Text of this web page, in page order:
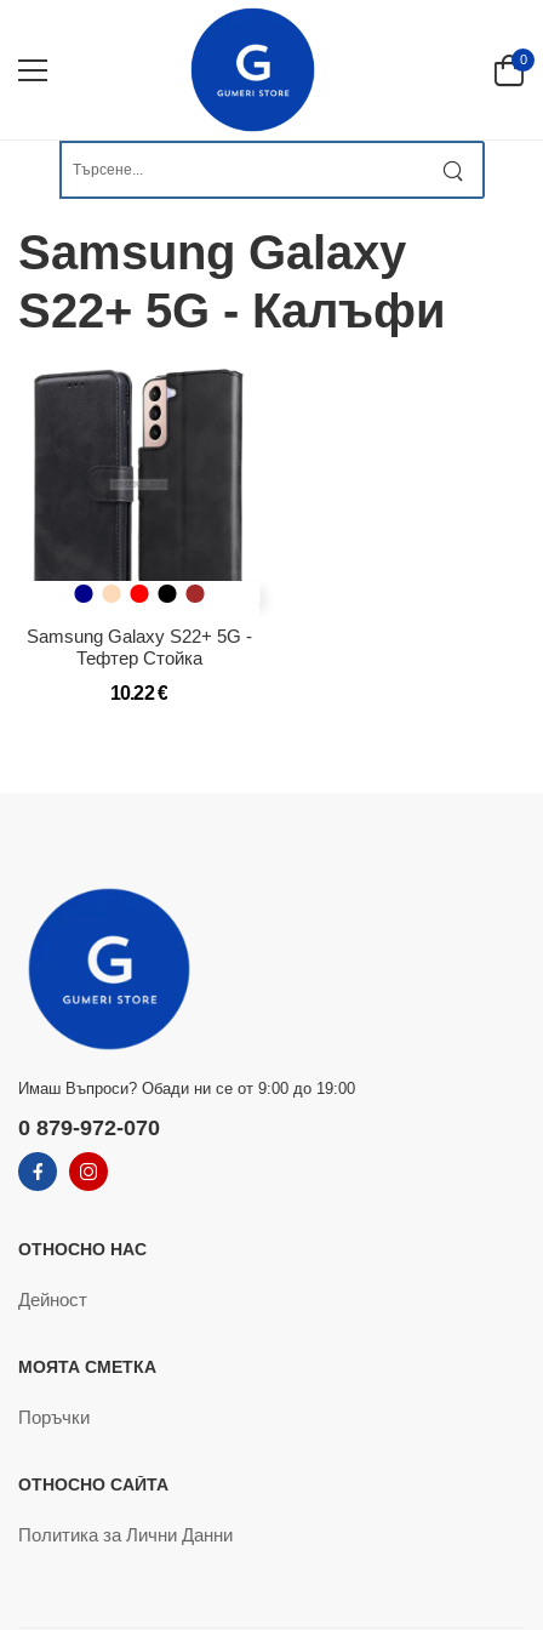
0
Samsung Galaxy
S22+ 5G - Калъфи
Samsung Galaxy S22+ 5G -
Тефтер Стойка
10.22 €
Имаш Въпроси? Обади ни се от 9:00 до 19:00
0 879-972-070
ОТНОСНО НАС
Дейност
МОЯТА СМЕТКА
Поръчки
ОТНОСНО САЙТА
Политика за Лични Данни